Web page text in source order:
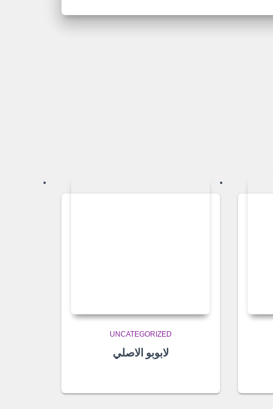
UNCATEGORIZED
لابوبو الاصلي